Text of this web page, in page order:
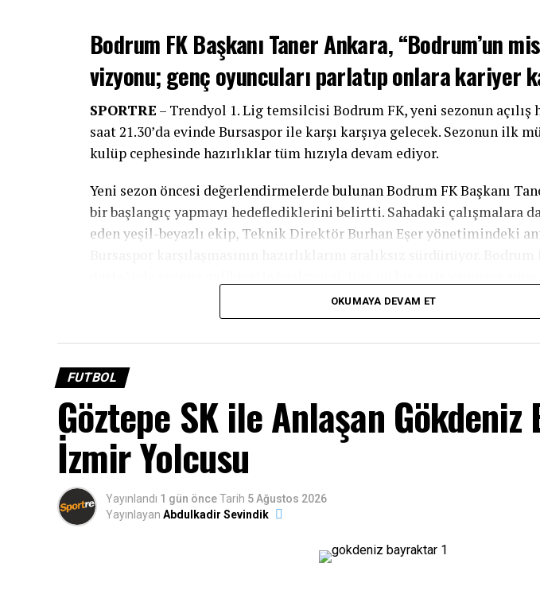
Bodrum FK Başkanı Taner Ankara, “Bodrum’un
vizyonu; genç oyuncuları parlatıp onlara kariyer
SPORTRE – Trendyol 1. Lig temsilcisi Bodrum FK, yeni sezonun açılış
saat 21.30’da evinde Bursaspor ile karşı karşıya gelecek. Sezonun ilk
kulüp cephesinde hazırlıklar tüm hızıyla devam ediyor.
Yeni sezon öncesi değerlendirmelerde bulunan Bodrum FK Başkanı
bir başlangıç yapmayı hedeflediklerini belirtti. Sahadaki çalışmalara
eden yeşil-beyazlı ekip, Teknik Direktör Burhan Eşer yönetimindeki
Eksik Noktalarımızda Çok İyi Transfer Yaptık
OKUMAYA DEVAM ET
FUTBOL
Göztepe SK ile Anlaşan
İzmir Yolcusu
Yayınlandı 1 gün önceTarih 5 Ağustos 2026
Yayınlayan Abdulkadir Sevindik